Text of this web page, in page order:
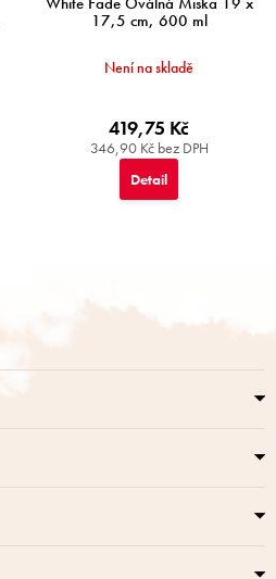
17,5 cm, 600 ml
Není na skladě
346,90 Kč bez DPH
419,75 Kč
Detail